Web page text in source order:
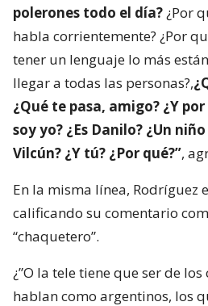
polerones todo el día?¿Por
habla corrientemente? ¿Por
tener un lenguaje lo más
llegar a todas las personas?,
¿Qué te pasa, amigo? ¿Y
soy yo? ¿Es Danilo? ¿Un
Vilcún? ¿Y tú? ¿Por qué?”,
En la misma línea, Rodríguez
calificando su comentario
“chaquetero”.
¿”O la tele tiene que ser de los
hablan como argentinos, los